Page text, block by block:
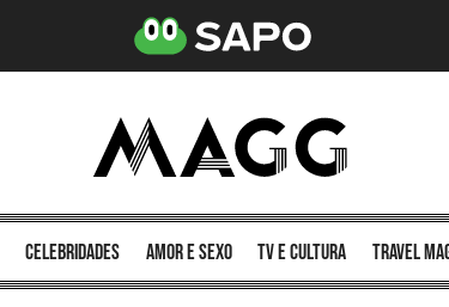
celebridades amor e sexo TV e cultura Travel